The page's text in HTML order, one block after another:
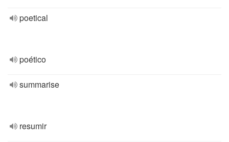
poetical
poético
summarise
resumir